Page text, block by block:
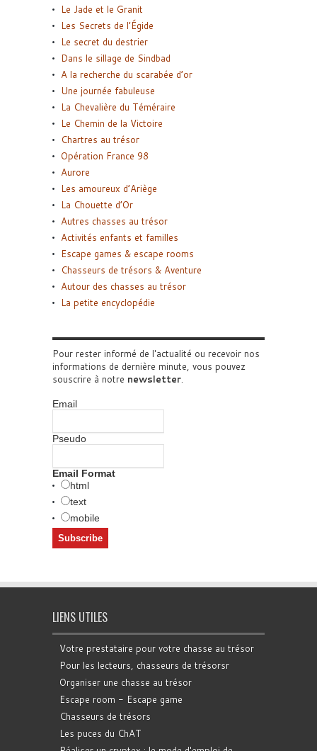
Le Jade et le Granit
Les Secrets de l’Égide
Le secret du destrier
Dans le sillage de Sindbad
A la recherche du scarabée d’or
Une journée fabuleuse
La Chevalière du Téméraire
Le Chemin de la Victoire
Chartres au trésor
Opération France 98
Aurore
Les amoureux d’Ariège
La Chouette d’Or
Autres chasses au trésor
Activités enfants et familles
Escape games & escape rooms
Chasseurs de trésors & Aventure
Autour des chasses au trésor
La petite encyclopédie
Pour rester informé de l'actualité ou recevoir nos
informations de dernière minute, vous pouvez
souscrire à notre newsletter.
Email
Pseudo
Email Format
html
text
mobile
LIENS UTILES
Votre prestataire pour votre chasse au trésor
Pour les lecteurs, chasseurs de trésorsr
Organiser une chasse au trésor
Escape room - Escape game
Chasseurs de trésors
Les puces du ChAT